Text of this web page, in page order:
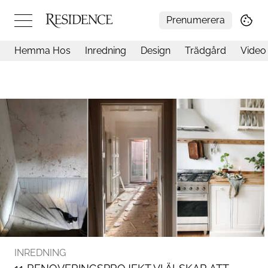
Prenumerera
Trädgård
Video
Inredning
Livsstil
Resor
Mat & Dryck
Influencers
Mer
Hemma Hos Inredning Design Trädgård Video
INREDNING